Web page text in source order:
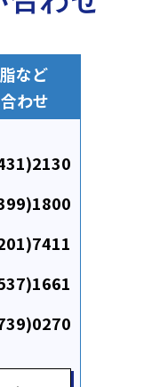
など
わせ